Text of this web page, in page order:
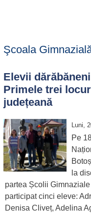
Şcoala
Elevii
Primele trei
județeană
Luni,
Pe
la
partea Școlii
participat cinci eleve:
Denisa Cliveț, Adelina